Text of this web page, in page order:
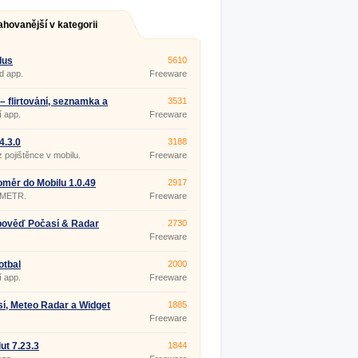
v kategorii
app.
5610
Freeware
flirtování, seznamka a
app.
3531
Freeware
pojištěnce v mobilu.
3188
Freeware
do Mobilu 1.0.49
2917
Freeware
Počasí & Radar
2730
Freeware
app.
2000
Freeware
Meteo Radar a Widget
4.0.27
1885
Freeware
7.23.3
1844